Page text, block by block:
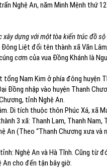
Nghệ An, năm Minh Mệnh thứ
dựng với một tòa kiến trúc đồ
Liệt đổi tên thành xã Văn
cơm của vua Đồng Khánh là
Nam Kim ở phía đông huyện
Đồng nhập vào huyện Thanh
tỉnh Nghệ An.
Di tích thuộc thôn Phúc Xá, xã
3 xã: Thanh Lam, Thanh
An (Theo “Thanh Chương xưa và
Nghệ An và Hà Tĩnh. Cũng từ
An cho đến tận bây giờ.